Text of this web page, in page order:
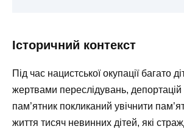
Історичний контекст
Під час нацистської окупації багато
жертвами переслідувань, депортацій
пам’ятник покликаний увічнити
життя тисяч невинних дітей, які